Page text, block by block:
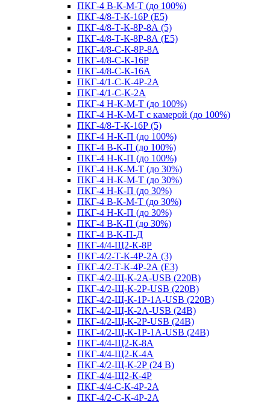
ПКГ-4 В-К-М-Т (до 100%)
ПКГ-4/8-Т-К-16Р (E5)
ПКГ-4/8-Т-К-8Р-8А (5)
ПКГ-4/8-Т-К-8Р-8А (E5)
ПКГ-4/8-С-К-8Р-8A
ПКГ-4/8-С-К-16Р
ПКГ-4/8-С-К-16A
ПКГ-4/1-С-К-4Р-2А
ПКГ-4/1-С-К-2А
ПКГ-4 Н-К-М-Т (до 100%)
ПКГ-4 Н-К-М-Т с камерой (до 100%)
ПКГ-4/8-Т-К-16Р (5)
ПКГ-4 Н-К-П (до 100%)
ПКГ-4 В-К-П (до 100%)
ПКГ-4 Н-К-П (до 100%)
ПКГ-4 Н-К-М-Т (до 30%)
ПКГ-4 Н-К-М-Т (до 30%)
ПКГ-4 Н-К-П (до 30%)
ПКГ-4 В-К-М-Т (до 30%)
ПКГ-4 Н-К-П (до 30%)
ПКГ-4 В-К-П (до 30%)
ПКГ-4 В-К-П-Д
ПКГ-4/4-Щ2-К-8Р
ПКГ-4/2-Т-К-4Р-2А (3)
ПКГ-4/2-Т-К-4Р-2А (E3)
ПКГ-4/2-Щ-К-2A-USB (220В)
ПКГ-4/2-Щ-К-2Р-USB (220В)
ПКГ-4/2-Щ-К-1Р-1A-USB (220В)
ПКГ-4/2-Щ-К-2A-USB (24В)
ПКГ-4/2-Щ-К-2Р-USB (24В)
ПКГ-4/2-Щ-К-1Р-1A-USB (24В)
ПКГ-4/4-Щ2-К-8А
ПКГ-4/4-Щ2-К-4А
ПКГ-4/2-Щ-К-2Р (24 В)
ПКГ-4/4-Щ2-К-4Р
ПКГ-4/4-С-К-4Р-2А
ПКГ-4/2-С-К-4Р-2А